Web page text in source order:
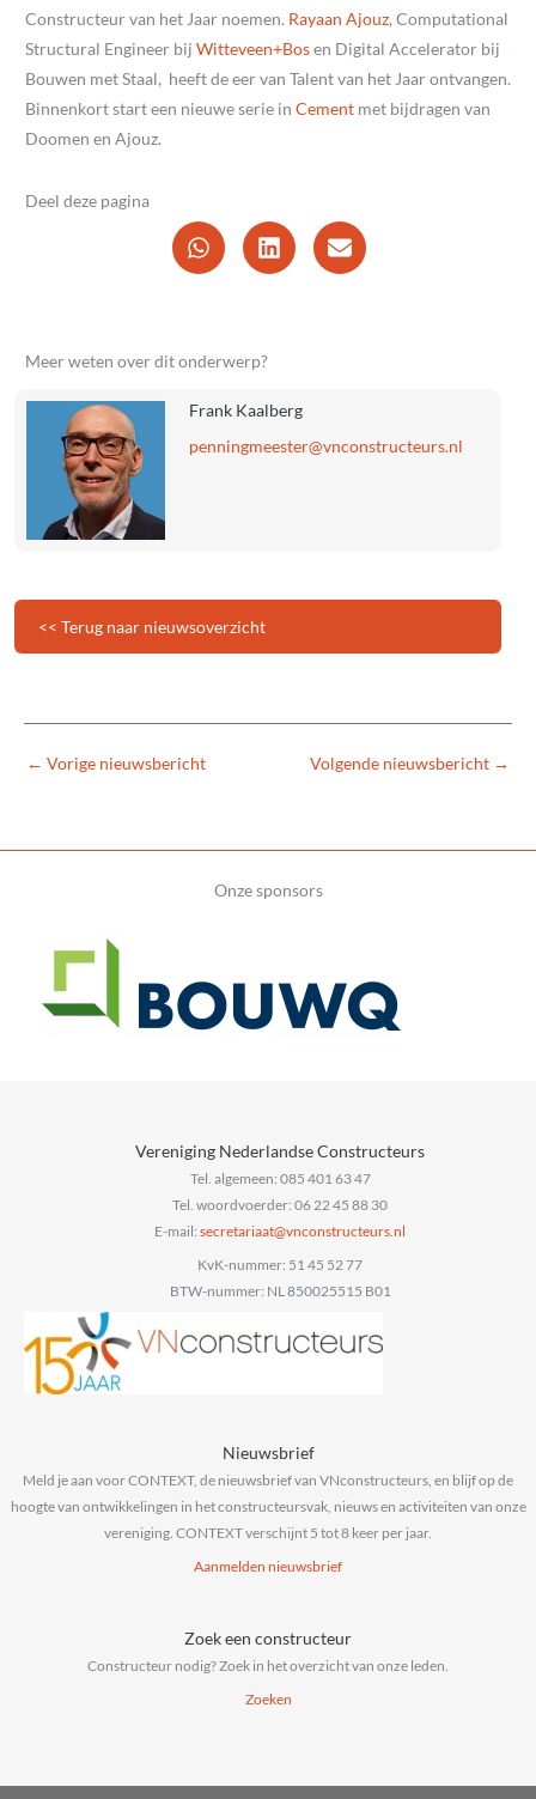
Constructeur van het Jaar noemen. Rayaan Ajouz, Computational
Structural Engineer bij Witteveen+Bosen Digital Accelerator bij
Bouwen met Staal, heeft de eer van Talent van het Jaar ontvangen.
Binnenkort start een nieuwe serie in Cement met bijdragen van
Doomen en Ajouz.
Deel deze pagina
Meer weten over dit onderwerp?
Frank Kaalberg
ln.sruetcurtsnocnv
@retseemgninnep
<< Terug naar nieuwsoverzicht
← Vorige nieuwsbericht Volgende nieuwsbericht →
Onze sponsors
Vereniging Nederlandse Constructeurs
Tel. algemeen: 085 401 63 47
Tel. woordvoerder: 06 22 45 88 30
E-mail:
ln.sruetcurtsnocnv
@taairaterces
KvK-nummer: 51 45 52 77
BTW-nummer: NL 850025515 B01
Nieuwsbrief
Meld je aan voor CONTEXT, de nieuwsbrief van VNconstructeurs, en blijf op de
hoogte van ontwikkelingen in het constructeursvak, nieuws en activiteiten van onze
vereniging. CONTEXT verschijnt 5 tot 8 keer per jaar.
Aanmelden nieuwsbrief
Zoek een constructeur
Constructeur nodig? Zoek in het overzicht van onze leden.
Zoeken